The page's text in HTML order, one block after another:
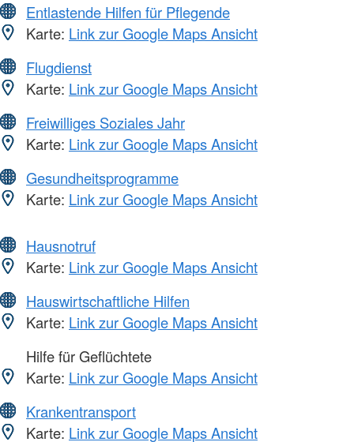
Entlastende Hilfen für Pflegende
Karte: Link zur Google Maps Ansicht
Flugdienst
Karte: Link zur Google Maps Ansicht
Freiwilliges Soziales Jahr
Karte: Link zur Google Maps Ansicht
Gesundheitsprogramme
Karte: Link zur Google Maps Ansicht
Hausnotruf
Karte: Link zur Google Maps Ansicht
Hauswirtschaftliche Hilfen
Karte: Link zur Google Maps Ansicht
Hilfe für Geflüchtete
Karte: Link zur Google Maps Ansicht
Krankentransport
Karte: Link zur Google Maps Ansicht